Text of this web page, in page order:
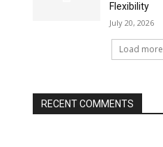
Flexibility
July 20, 2026
Load more
RECENT COMMENTS